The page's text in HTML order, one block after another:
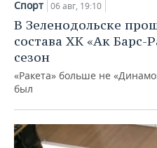
Спорт 06 авг, 19:10
В Зеленодольске
состава ХК «Ак Барс-
сезон
«Ракета» больше не
был